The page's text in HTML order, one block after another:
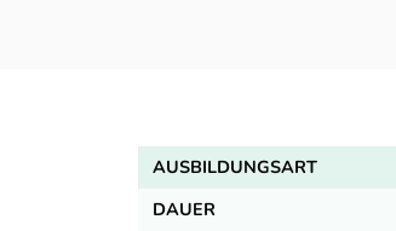
AUSBILDUNGSART
DAUER